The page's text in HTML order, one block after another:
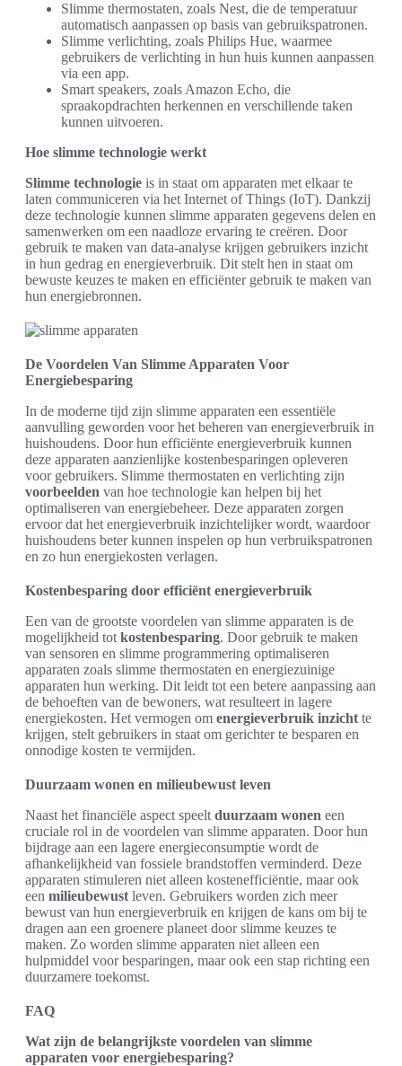
Slimme thermostaten, zoals Nest, die de temperatuur
automatisch aanpassen op basis van gebruikspatronen.
Slimme verlichting, zoals Philips Hue, waarmee
gebruikers de verlichting in hun huis kunnen aanpassen
via een app.
Smart speakers, zoals Amazon Echo, die
spraakopdrachten herkennen en verschillende taken
kunnen uitvoeren.
Hoe slimme technologie werkt
Slimme technologie is in staat om apparaten met elkaar te
laten communiceren via het Internet of Things (IoT). Dankzij
deze technologie kunnen slimme apparaten gegevens delen en
samenwerken om een naadloze ervaring te creëren. Door
gebruik te maken van data-analyse krijgen gebruikers inzicht
in hun gedrag en energieverbruik. Dit stelt hen in staat om
bewuste keuzes te maken en efficiënter gebruik te maken van
hun energiebronnen.
De Voordelen Van Slimme Apparaten Voor
Energiebesparing
In de moderne tijd zijn slimme apparaten een essentiële
aanvulling geworden voor het beheren van energieverbruik in
huishoudens. Door hun efficiënte energieverbruik kunnen
deze apparaten aanzienlijke kostenbesparingen opleveren
voor gebruikers. Slimme thermostaten en verlichting zijn
voorbeelden van hoe technologie kan helpen bij het
optimaliseren van energiebeheer. Deze apparaten zorgen
ervoor dat het energieverbruik inzichtelijker wordt, waardoor
huishoudens beter kunnen inspelen op hun verbruikspatronen
en zo hun energiekosten verlagen.
Kostenbesparing door efficiënt energieverbruik
Een van de grootste voordelen van slimme apparaten is de
mogelijkheid tot kostenbesparing. Door gebruik te maken
van sensoren en slimme programmering optimaliseren
apparaten zoals slimme thermostaten en energiezuinige
apparaten hun werking. Dit leidt tot een betere aanpassing aan
de behoeften van de bewoners, wat resulteert in lagere
energiekosten. Het vermogen om energieverbruik inzicht te
krijgen, stelt gebruikers in staat om gerichter te besparen en
onnodige kosten te vermijden.
Duurzaam wonen en milieubewust leven
Naast het financiële aspect speelt duurzaam wonen een
cruciale rol in de voordelen van slimme apparaten. Door hun
bijdrage aan een lagere energieconsumptie wordt de
afhankelijkheid van fossiele brandstoffen verminderd. Deze
apparaten stimuleren niet alleen kostenefficiëntie, maar ook
een milieubewust leven. Gebruikers worden zich meer
bewust van hun energieverbruik en krijgen de kans om bij te
dragen aan een groenere planeet door slimme keuzes te
maken. Zo worden slimme apparaten niet alleen een
hulpmiddel voor besparingen, maar ook een stap richting een
duurzamere toekomst.
FAQ
Wat zijn de belangrijkste voordelen van slimme
apparaten voor energiebesparing?